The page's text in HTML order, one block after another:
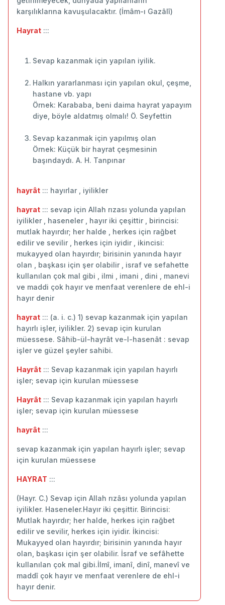
karşılıklarına kavuşulacaktır. (İmâm-ı Gazâlî)
Hayrat :::
Sevap kazanmak için yapılan iyilik.
Halkın yararlanması için yapılan okul, çeşme,
hastane vb. yapı
Örnek: Karababa, beni daima hayrat yapayım
diye, böyle aldatmış olmalı! Ö. Seyfettin
Sevap kazanmak için yapılmış olan
Örnek: Küçük bir hayrat çeşmesinin
başındaydı. A. H. Tanpınar
hayrât ::: hayırlar , iyilikler
hayrat ::: sevap için Allah rızası yolunda yapılan
iyilikler , haseneler , hayır iki çeşittir , birincisi:
mutlak hayırdır; her halde , herkes için rağbet
edilir ve sevilir , herkes için iyidir , ikincisi:
mukayyed olan hayırdır; birisinin yanında hayır
olan , başkası için şer olabilir , israf ve sefahette
kullanılan çok mal gibi , ilmi , imani , dini , manevi
ve maddi çok hayır ve menfaat verenlere de ehl-i
hayır denir
hayrat ::: (a. i. c.) 1) sevap kazanmak için yapılan
hayırlı işler, iyilikler. 2) sevap için kurulan
müessese. Sâhib-ül-hayrât ve-l-hasenât : sevap
işler ve güzel şeyler sahibi.
Hayrât ::: Sevap kazanmak için yapılan hayırlı
işler; sevap için kurulan müessese
Hayrât ::: Sevap kazanmak için yapılan hayırlı
işler; sevap için kurulan müessese
hayrât :::
sevap kazanmak için yapılan hayırlı işler; sevap
için kurulan müessese
HAYRAT :::
(Hayr. C.) Sevap için Allah rızâsı yolunda yapılan
iyilikler. Haseneler.Hayır iki çeşittir. Birincisi:
Mutlak hayırdır; her halde, herkes için rağbet
edilir ve sevilir, herkes için iyidir. İkincisi:
Mukayyed olan hayırdır; birisinin yanında hayır
olan, başkası için şer olabilir. İsraf ve sefâhette
kullanılan çok mal gibi.İlmî, imanî, dinî, manevî ve
maddî çok hayır ve menfaat verenlere de ehl-i
hayır denir.